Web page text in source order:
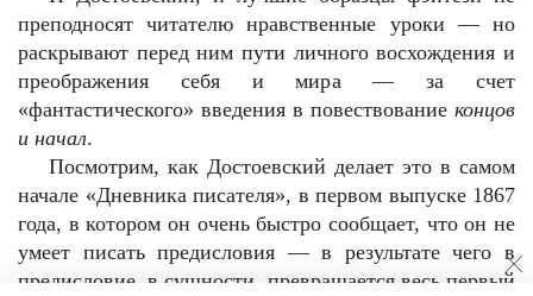
преподносят читателю нравственные уроки — но
раскрывают перед ним пути личного восхождения и
преображения себя и мира — за счет
«фантастического» введения в повествование концов
и начал.
Посмотрим, как Достоевский делает это в самом
начале «Дневника писателя», в первом выпуске 1867
года, в котором он очень быстро сообщает, что он не
умеет писать предисловия — в результате чего в
предисловие, в сущности, превращается весь первый